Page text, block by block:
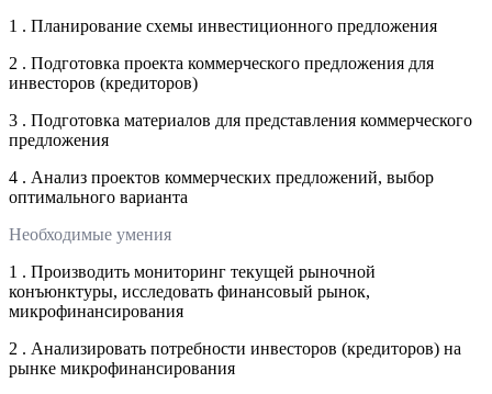
1 . Планирование схемы инвестиционного предложения
2 . Подготовка проекта коммерческого предложения для
инвесторов (кредиторов)
3 . Подготовка материалов для представления коммерческого
предложения
4 . Анализ проектов коммерческих предложений, выбор
оптимального варианта
Необходимые умения
1 . Производить мониторинг текущей рыночной
конъюнктуры, исследовать финансовый рынок,
микрофинансирования
2 . Анализировать потребности инвесторов (кредиторов) на
рынке микрофинансирования